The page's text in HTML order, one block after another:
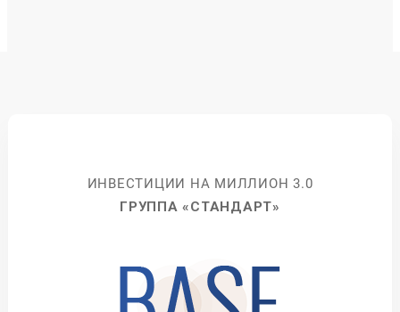
ИНВЕСТИЦИИ НА МИЛЛИОН 3.0
ГРУППА «СТАНДАРТ»